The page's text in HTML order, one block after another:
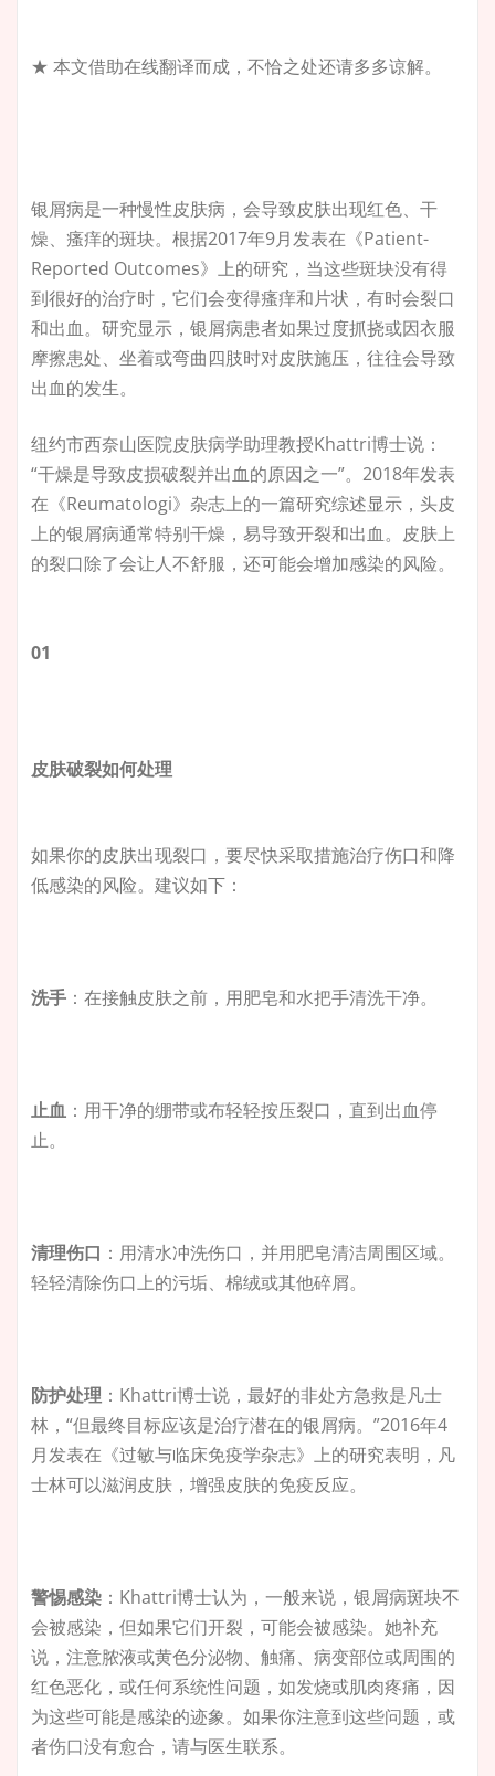
★ 本文借助在线翻译而成，不恰之处还请多多谅解。
银屑病是一种慢性皮肤病，会导致皮肤出现红色、干
燥、瘙痒的斑块。根据2017年9月发表在《Patient-
Reported Outcomes》上的研究，当这些斑块没有得
到很好的治疗时，它们会变得瘙痒和片状，有时会裂口
和出血。研究显示，银屑病患者如果过度抓挠或因衣服
摩擦患处、坐着或弯曲四肢时对皮肤施压，往往会导致
出血的发生。
纽约市西奈山医院皮肤病学助理教授Khattri博士说：
“干燥是导致皮损破裂并出血的原因之一”。2018年发表
在《Reumatologi》杂志上的一篇研究综述显示，头皮
上的银屑病通常特别干燥，易导致开裂和出血。皮肤上
的裂口除了会让人不舒服，还可能会增加感染的风险。
01
皮肤破裂如何处理
如果你的皮肤出现裂口，要尽快采取措施治疗伤口和降
低感染的风险。建议如下：
洗手 ：在接触皮肤之前，用肥皂和水把手清洗干净。
止血 ：用干净的绷带或布轻轻按压裂口，直到出血停
止。
清理伤口 ：用清水冲洗伤口，并用肥皂清洁周围区域。
轻轻清除伤口上的污垢、棉绒或其他碎屑。
防护处理 ：Khattri博士说，最好的非处方急救是凡士
林，“但最终目标应该是治疗潜在的银屑病。”2016年4
月发表在《过敏与临床免疫学杂志》上的研究表明，凡
士林可以滋润皮肤，增强皮肤的免疫反应。
警惕感染 ：Khattri博士认为，一般来说，银屑病斑块不
会被感染，但如果它们开裂，可能会被感染。她补充
说，注意脓液或黄色分泌物、触痛、病变部位或周围的
红色恶化，或任何系统性问题，如发烧或肌肉疼痛，因
为这些可能是感染的迹象。如果你注意到这些问题，或
者伤口没有愈合，请与医生联系。